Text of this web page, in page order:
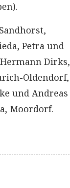
Petra und
Dirks,
Oldendorf,
und Andreas
Moordorf.